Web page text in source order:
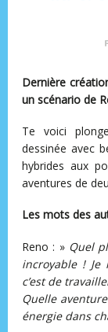
Dernière
un scénario de
Te voici
dessinée avec
hybrides aux
aventures de
Les mots des
Reno : » Quel
incroyable ! Je
c’est de
Quelle
énergie dans